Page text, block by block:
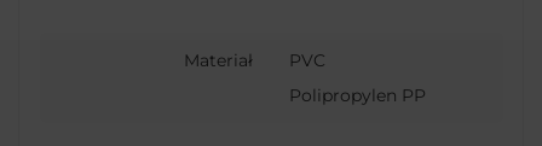
Materiał
PVC
Polipropylen PP